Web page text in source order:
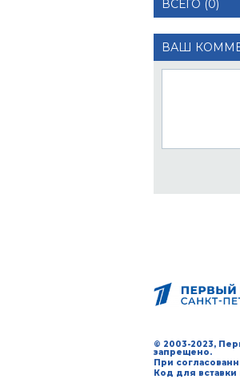
ВСЕГО (0)
ВАШ
© 2003-2023,
запрещено.
При
Код для